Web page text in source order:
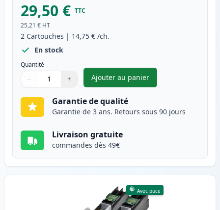
29,50 € TTC
25,21 € HT
2 Cartouches | 14,75 € /ch.
En stock
Quantité
Quantité
Utilisez les boutons pour ajuster
− +
Quantité
Ajouter au panier
,Pack de 2 Brother LC127BK
Garantie de qualité
Garantie de 3 ans. Retours sous 90 jours
Livraison gratuite
commandes dès 49€
Avec puce